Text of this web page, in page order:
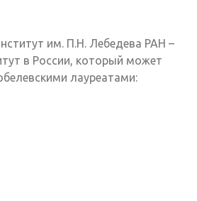
им. П.Н. Лебедева РАН –
в России, который может
лауреатами: